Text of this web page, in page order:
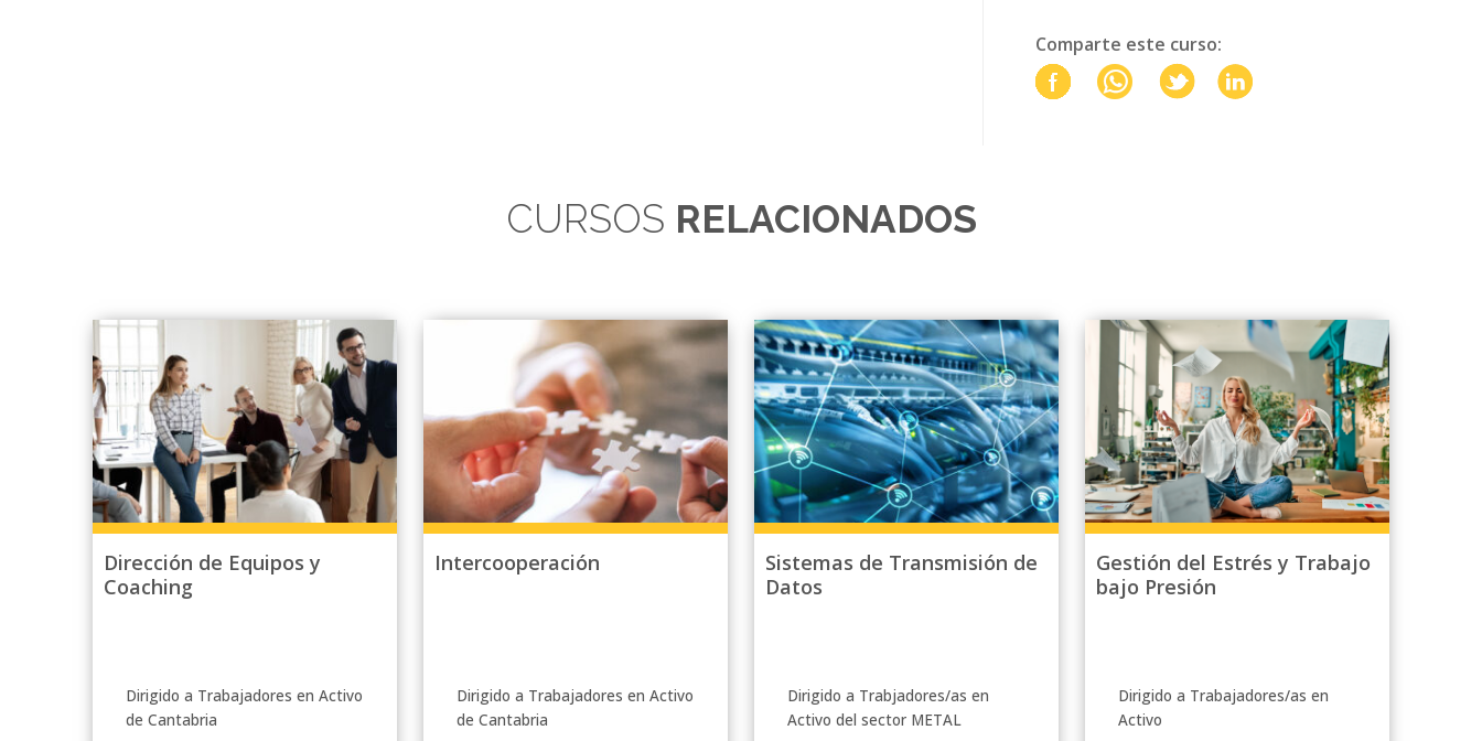
Comparte este curso:
CURSOS RELACIONADOS
Dirección de Equipos y
Coaching
Dirigido a Trabajadores en Activo
de Cantabria
Intercooperación
Dirigido a Trabajadores en Activo
de Cantabria
Sistemas de Transmisión de
Datos
Dirigido a Trabjadores/as en
Activo del sector METAL
Gestión del Estrés y Trabajo
bajo Presión
Dirigido a Trabajadores/as en
Activo